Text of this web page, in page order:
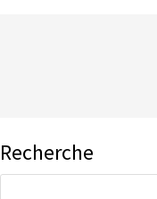
Recherche